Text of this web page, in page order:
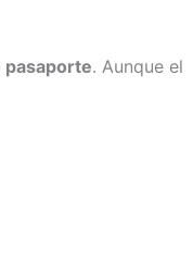
pasaporte. Aunque el